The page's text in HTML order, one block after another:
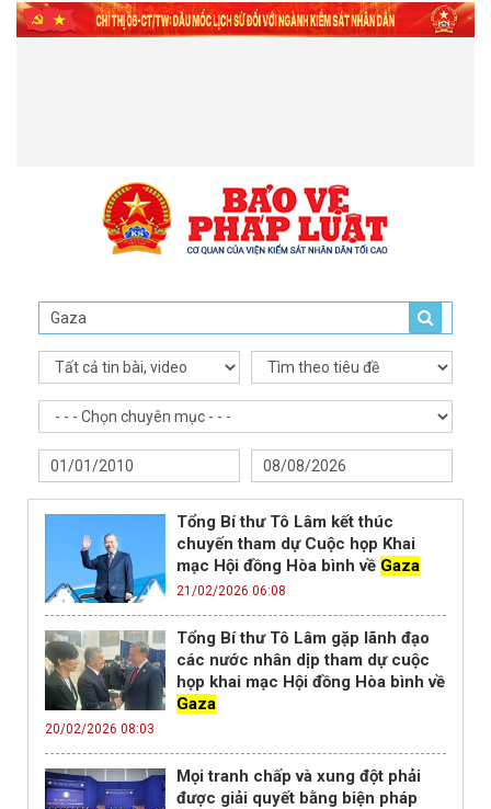
Tổng Bí thư Tô Lâm kết thúc
chuyến tham dự Cuộc họp Khai
mạc Hội đồng Hòa bình về Gaza
21/02/2026 06:08
Tổng Bí thư Tô Lâm gặp lãnh đạo
các nước nhân dịp tham dự cuộc
họp khai mạc Hội đồng Hòa bình về
Gaza
20/02/2026 08:03
Mọi tranh chấp và xung đột phải
được giải quyết bằng biện pháp